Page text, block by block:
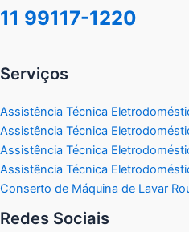
11 99117-1220
Serviços
Assistência Técnica
Assistência Técnica
Assistência Técnica
Assistência Técnica
Conserto de Máquina de Lavar
Redes Sociais